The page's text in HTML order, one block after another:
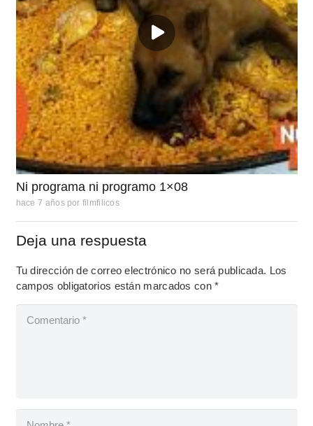
Ni programa ni programo 1×08
hace 7 años por filmfilicos
Deja una respuesta
Tu dirección de correo electrónico no será publicada. Los
campos obligatorios están marcados con*